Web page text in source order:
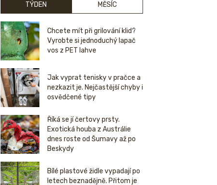
TÝDEN MĚSÍC
Chcete mít při grilování klid?
Vyrobte si jednoduchý lapač
vos z PET lahve
Jak vyprat tenisky v pračce a
nezkazit je. Nejčastější chyby i
osvědčené tipy
Říká se jí čertovy prsty.
Exotická houba z Austrálie
dnes roste od Šumavy až po
Beskydy
Bílé plastové židle vypadají po
letech beznadějně. Přitom je